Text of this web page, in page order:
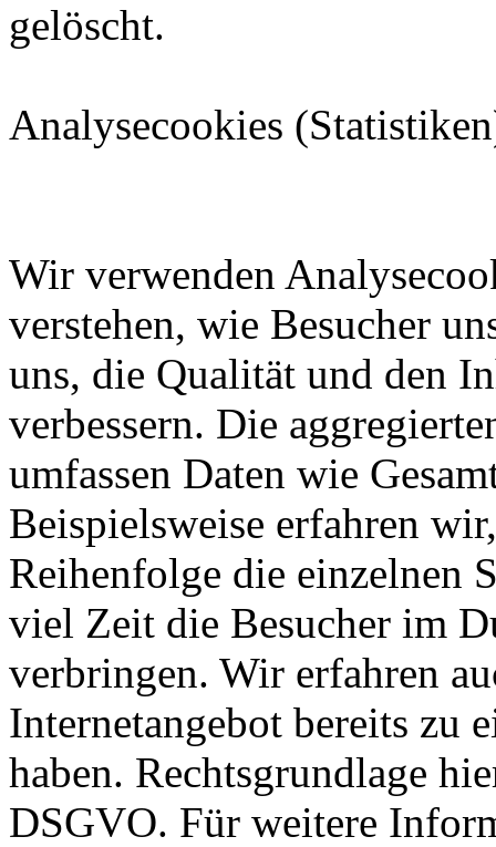
gelöscht.
Analysecookies
Wir verwenden
verstehen, wie Besucher
uns, die Qualität und den
verbessern. Die
umfassen Daten wie
Beispielsweise erfahren
Reihenfolge die einzelnen
viel Zeit die Besucher im
verbringen. Wir erfahren
Internetangebot bereits zu
haben. Rechtsgrundlage
DSGVO. Für weitere